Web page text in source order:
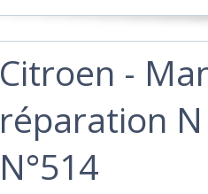
‎Citroen -
réparation
N°514‎